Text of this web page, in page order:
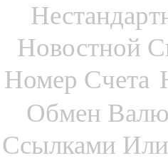
Новостной
Номер Счета
Обмен
Ссылками